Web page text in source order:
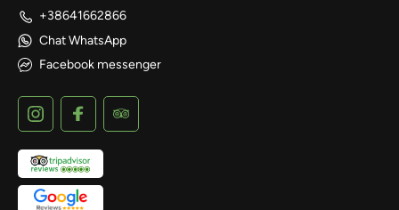
+38641662866
Chat WhatsApp
Facebook messenger